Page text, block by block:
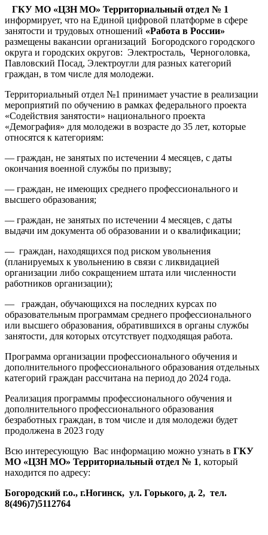
ГКУ МО «ЦЗН МО» Территориальный отдел № 1
информирует, что на Единой цифровой платформе в сфере
занятости и трудовых отношений «Работа в России»
размещены вакансии организаций Богородского городского
округа и городских округов: Электросталь, Черноголовка,
Павловский Посад, Электроугли для разных категорий
граждан, в том числе для молодежи.
Территориальный отдел №1 принимает участие в реализации
мероприятий по обучению в рамках федерального проекта
«Содействия занятости» национального проекта
«Демография» для молодежи в возрасте до 35 лет, которые
относятся к категориям:
— граждан, не занятых по истечении 4 месяцев, с даты
окончания военной службы по призыву;
— граждан, не имеющих среднего профессионального и
высшего образования;
— граждан, не занятых по истечении 4 месяцев, с даты
выдачи им документа об образовании и о квалификации;
— граждан, находящихся под риском увольнения
(планируемых к увольнению в связи с ликвидацией
организации либо сокращением штата или численности
работников организации);
— граждан, обучающихся на последних курсах по
образовательным программам среднего профессионального
или высшего образования, обратившихся в органы службы
занятости, для которых отсутствует подходящая работа.
Программа организации профессионального обучения и
дополнительного профессионального образования отдельных
категорий граждан рассчитана на период до 2024 года.
Реализация программы профессионального обучения и
дополнительного профессионального образования
безработных граждан, в том числе и для молодежи будет
продолжена в 2023 году
Всю интересующую Вас информацию можно узнать в ГКУ
МО «ЦЗН МО» Территориальный отдел № 1, который
находится по адресу:
Богородский г.о., г.Ногинск, ул. Горького, д. 2, тел.
8(496)7)5112764